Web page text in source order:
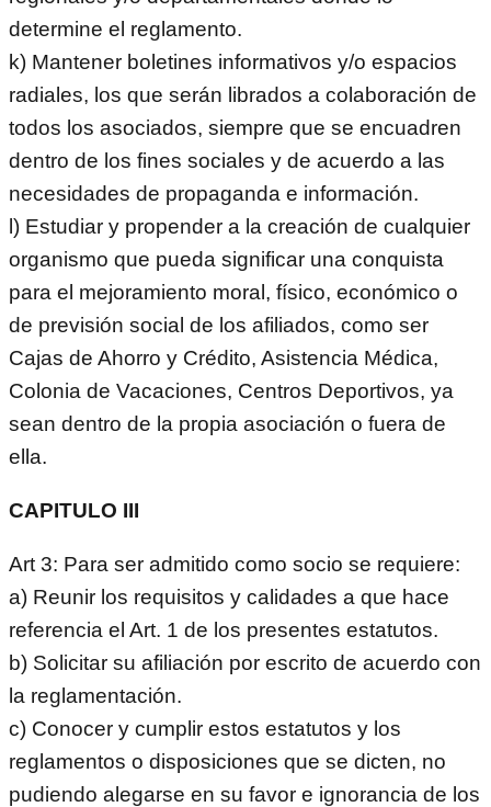
determine el reglamento.
k) Mantener boletines informativos y/o espacios
radiales, los que serán librados a colaboración de
todos los asociados, siempre que se encuadren
dentro de los fines sociales y de acuerdo a las
necesidades de propaganda e información.
l) Estudiar y propender a la creación de cualquier
organismo que pueda significar una conquista
para el mejoramiento moral, físico, económico o
de previsión social de los afiliados, como ser
Cajas de Ahorro y Crédito, Asistencia Médica,
Colonia de Vacaciones, Centros Deportivos, ya
sean dentro de la propia asociación o fuera de
ella.
CAPITULO III
Art 3: Para ser admitido como socio se requiere:
a) Reunir los requisitos y calidades a que hace
referencia el Art. 1 de los presentes estatutos.
b) Solicitar su afiliación por escrito de acuerdo con
la reglamentación.
c) Conocer y cumplir estos estatutos y los
reglamentos o disposiciones que se dicten, no
pudiendo alegarse en su favor e ignorancia de los